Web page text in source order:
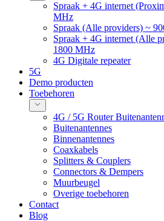
Spraak + 4G internet
MHz
Spraak (Alle providers) ~
Spraak + 4G internet (Alle
1800 MHz
4G Digitale repeater
5G
Demo producten
Toebehoren
4G / 5G Router
Buitenantennes
Binnenantennes
Coaxkabels
Splitters & Couplers
Connectors & Dempers
Muurbeugel
Overige toebehoren
Contact
Blog